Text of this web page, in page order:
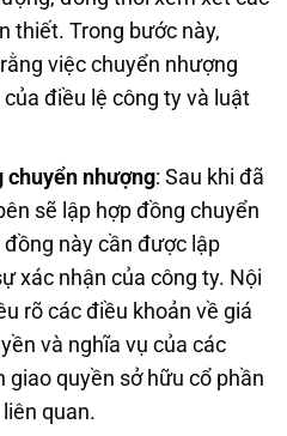
thiết. Trong bước này,
việc chuyển nhượng
điều lệ công ty và luật
chuyển nhượng: Sau khi đã
sẽ lập hợp đồng chuyển
này cần được lập
xác nhận của công ty. Nội
rõ các điều khoản về giá
và nghĩa vụ của các
giao quyền sở hữu cổ phần
quan.